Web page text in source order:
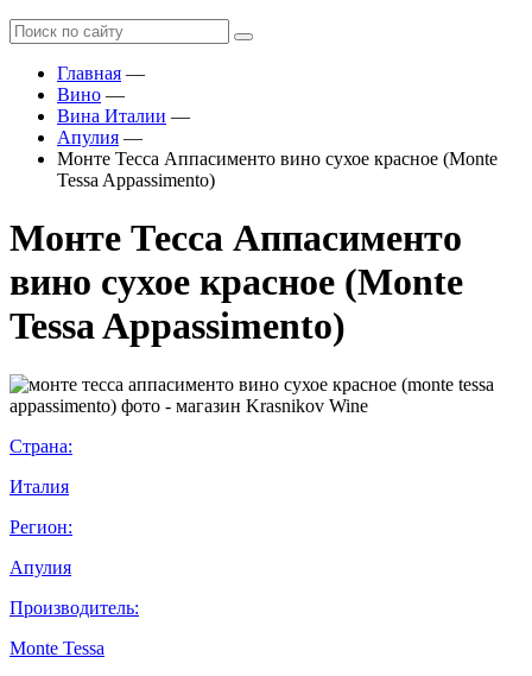
Главная —
Вино —
Вина Италии —
Апулия —
Монте Тесса Аппасименто вино сухое красное (Monte
Tessa Appassimento)
Монте Тесса Аппасименто
вино сухое красное (Monte
Tessa Appassimento)
Страна:
Италия
Регион:
Апулия
Производитель:
Monte Tessa